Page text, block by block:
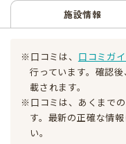
施設情報
※口コミは、 口コミガ
行っています。確認
載されます。
※口コミは、あくまで
す。最新の正確な情
い。